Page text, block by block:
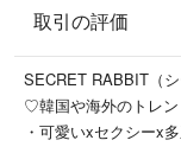
定価5200円
■サイズ
取引の評価
SECRET RABBIT（
♡韓国や海外のトレ
・可愛いxセクシーx